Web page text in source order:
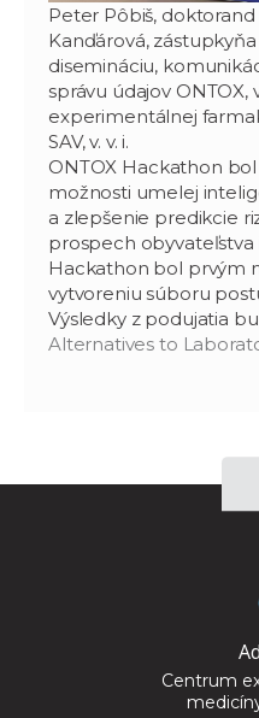
Peter Pôbiš, doktorand
Kanďárová,
disemináciu,
správu údajov
experimentálnej
SAV, v. v. i.
ONTOX Hackathon
možnosti umelej
a zlepšenie predikcie
prospech
Hackathon bol prvým
vytvoreniu súboru
Výsledky z podujatia
Alternatives to
Centrum